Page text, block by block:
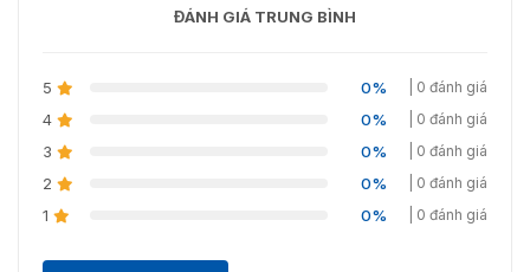
ĐÁNH GIÁ TRUNG BÌNH
5 0% | 0 đánh giá
4 0% | 0 đánh giá
3 0% | 0 đánh giá
2 0% | 0 đánh giá
1 0% | 0 đánh giá